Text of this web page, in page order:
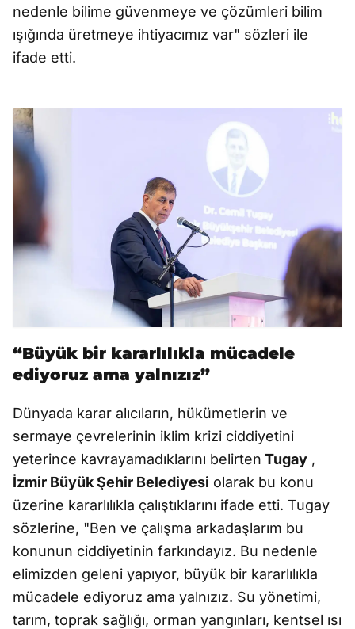
nedenle bilime güvenmeye ve çözümleri bilim
ışığında üretmeye ihtiyacımız var" sözleri ile
ifade etti.
“Büyük bir kararlılıkla mücadele
ediyoruz ama yalnızız”
Dünyada karar alıcıların, hükümetlerin ve
sermaye çevrelerinin iklim krizi ciddiyetini
yeterince kavrayamadıklarını belirten Tugay ,
İzmir Büyük Şehir Belediyesi olarak bu konu
üzerine kararlılıkla çalıştıklarını ifade etti. Tugay
sözlerine, "Ben ve çalışma arkadaşlarım bu
konunun ciddiyetinin farkındayız. Bu nedenle
elimizden geleni yapıyor, büyük bir kararlılıkla
mücadele ediyoruz ama yalnızız. Su yönetimi,
tarım, toprak sağlığı, orman yangınları, kentsel ısı